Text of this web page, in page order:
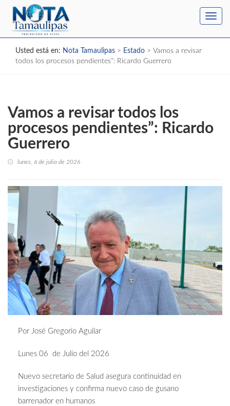
Usted está en: Nota Tamaulipas > Estado > Vamos a revisar
todos los procesos pendientes”: Ricardo Guerrero
Vamos a revisar todos los
procesos pendientes”: Ricardo
Guerrero
lunes, 6 de julio de 2026
Por José Gregorio Aguilar
Lunes 06 de Julio del 2026
Nuevo secretario de Salud asegura continuidad en
investigaciones y confirma nuevo caso de gusano
barrenador en humanos